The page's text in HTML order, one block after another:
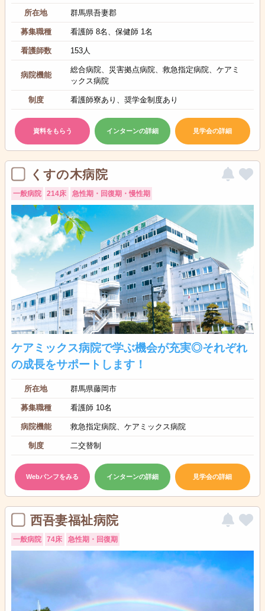
所在地 群馬県吾妻郡
募集職種 看護師 8名、保健師 1名
看護師数 153人
病院機能
総合病院、災害拠点病院、救急指定病院、ケアミ
ックス病院
制度 看護師寮あり、奨学金制度あり
資料をもらう インターンの詳細 見学会の詳細
くすの木病院
一般病院 214床 急性期・回復期・慢性期
ケアミックス病院で学ぶ機会が充実◎それぞれ
の成長をサポートします！
所在地 群馬県藤岡市
募集職種 看護師 10名
病院機能 救急指定病院、ケアミックス病院
制度 二交替制
Webパンフをみる インターンの詳細 見学会の詳細
西吾妻福祉病院
一般病院 74床 急性期・回復期